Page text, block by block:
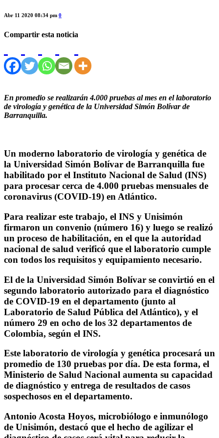
Abr 11 2020 08:34 pm 0
Compartir esta noticia
En promedio se realizarán 4.000 pruebas al mes en el laboratorio
de virología y genética de la Universidad Simón Bolívar de
Barranquilla.
Un moderno laboratorio de virología y genética de
la Universidad Simón Bolívar de Barranquilla fue
habilitado por el Instituto Nacional de Salud (INS)
para procesar cerca de 4.000 pruebas mensuales de
coronavirus (COVID-19) en Atlántico.
Para realizar este trabajo, el INS y Unisimón
firmaron un convenio (número 16) y luego se realizó
un proceso de habilitación, en el que la autoridad
nacional de salud verificó que el laboratorio cumple
con todos los requisitos y equipamiento necesario.
El de la Universidad Simón Bolívar se convirtió en el
segundo laboratorio autorizado para el diagnóstico
de COVID-19 en el departamento (junto al
Laboratorio de Salud Pública del Atlántico), y el
número 29 en ocho de los 32 departamentos de
Colombia, según el INS.
Este laboratorio de virología y genética procesará un
promedio de 130 pruebas por día. De esta forma, el
Ministerio de Salud Nacional aumenta su capacidad
de diagnóstico y entrega de resultados de casos
sospechosos en el departamento.
Antonio Acosta Hoyos, microbiólogo e inmunólogo
de Unisimón, destacó que el hecho de agilizar el